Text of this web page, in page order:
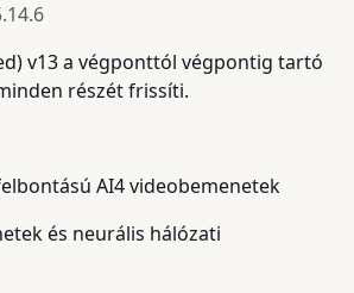
v13 a végponttól végpontig tartó
részét frissíti.
AI4 videobemenetek
és neurális hálózati